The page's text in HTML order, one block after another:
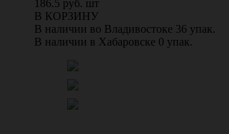
186.5 руб. шт
В КОРЗИНУ
В наличии во Владивостоке 36 упак.
В наличии в Хабаровске 0 упак.